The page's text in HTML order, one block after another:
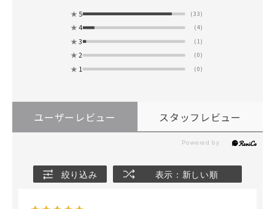
★ 5 (33)
★ 4 (4)
★ 3 (1)
★ 2 (0)
★ 1 (0)
ユーザーレビュー スタッフレビュー
絞り込み 表示：新しい順